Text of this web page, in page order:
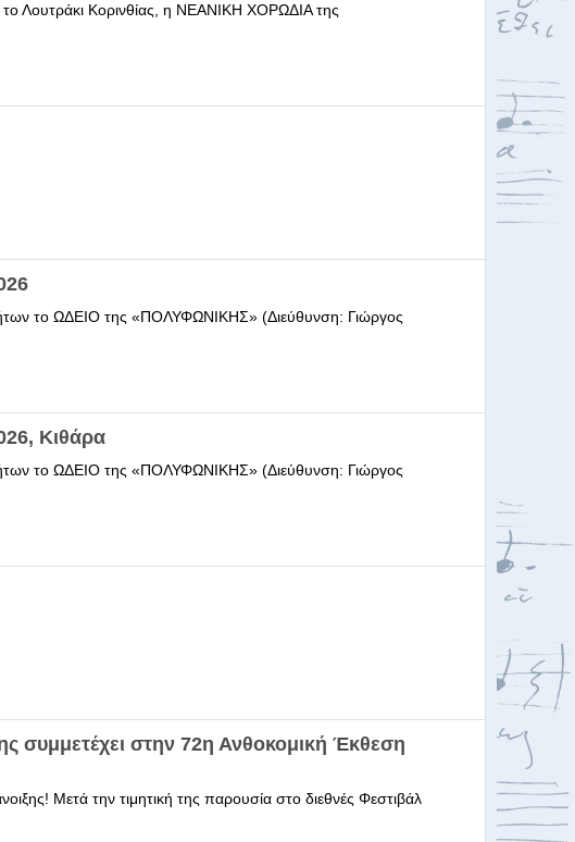
Κορινθίας, η ΝΕΑΝΙΚΗ ΧΟΡΩΔΙΑ της
το ΩΔΕΙΟ της «ΠΟΛΥΦΩΝΙΚΗΣ» (Διεύθυνση: Γιώργος
Κιθάρα
το ΩΔΕΙΟ της «ΠΟΛΥΦΩΝΙΚΗΣ» (Διεύθυνση: Γιώργος
στην 72η Ανθοκομική Έκθεση
Μετά την τιμητική της παρουσία στο διεθνές Φεστιβάλ